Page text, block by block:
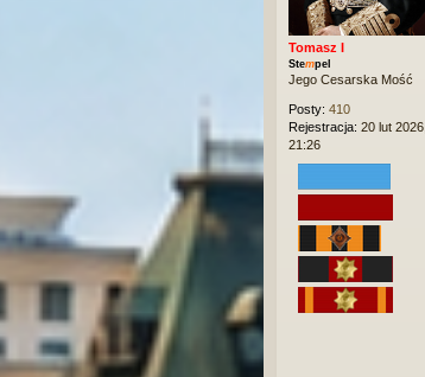
Tomasz I
Stempel
Jego Cesarska Mość
Posty: 410
Rejestracja: 20 lut 2026,
21:26